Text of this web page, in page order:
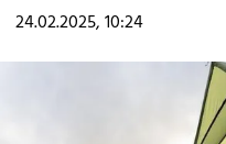
24.02.2025, 10:24